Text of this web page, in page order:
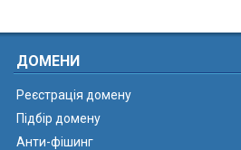
ДОМЕНИ
Реєстрація домену
Підбір домену
Анти-фішинг